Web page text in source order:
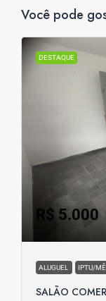
Você pode
DESTAQUE
R$ 5.000
ALUGUEL IPTU/
SALÃO